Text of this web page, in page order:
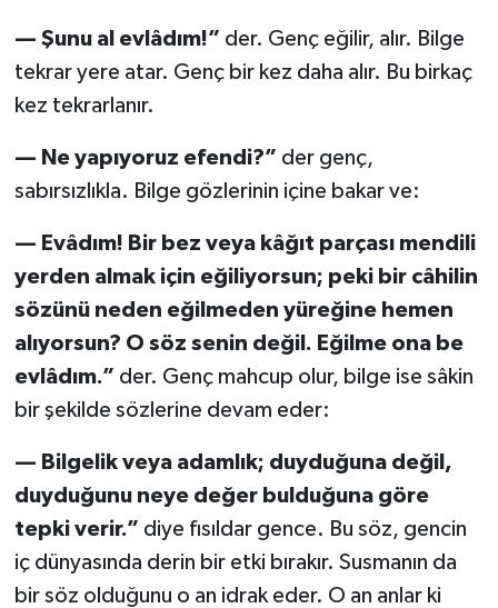
— Şunu al evlâdım!” der. Genç eğilir, alır. Bilge
tekrar yere atar. Genç bir kez daha alır. Bu birkaç
kez tekrarlanır.
— Ne yapıyoruz efendi?” der genç,
sabırsızlıkla. Bilge gözlerinin içine bakar ve:
— Evâdım! Bir bez veya kâğıt parçası mendili
yerden almak için eğiliyorsun; peki bir câhilin
sözünü neden eğilmeden yüreğine hemen
alıyorsun? O söz senin değil. Eğilme ona be
evlâdım.” der. Genç mahcup olur, bilge ise sâkin
bir şekilde sözlerine devam eder:
— Bilgelik veya adamlık; duyduğuna değil,
duyduğunu neye değer bulduğuna göre
tepki verir.” diye fısıldar gence. Bu söz, gencin
iç dünyasında derin bir etki bırakır. Susmanın da
bir söz olduğunu o an idrak eder. O an anlar ki